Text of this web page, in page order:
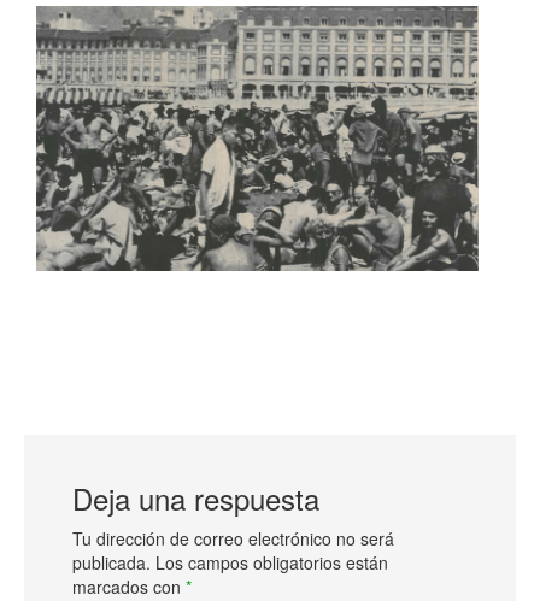
Deja una respuesta
Tu dirección de correo electrónico no será
publicada. Los campos obligatorios están
marcados con *